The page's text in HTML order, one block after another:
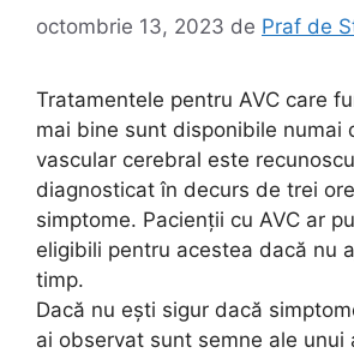
octombrie 13, 2023 de Praf de
Tratamentele pentru AVC care
mai bine sunt disponibile numai
vascular cerebral este
diagnosticat în decurs de trei
simptome. Pacienții cu AVC ar
eligibili pentru acestea dacă nu
timp.
Dacă nu ești sigur dacă
ai observat sunt semne ale unui